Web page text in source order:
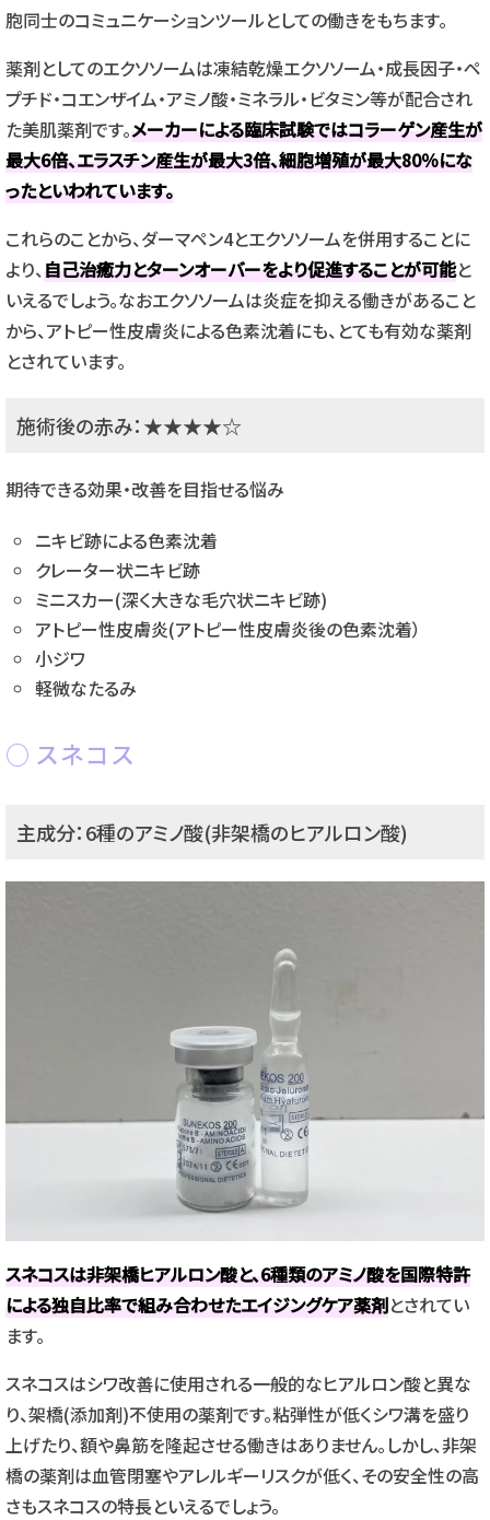
胞同士のコミュニケーションツールとしての働きをもちます。
薬剤としてのエクソソームは凍結乾燥エクソソーム・成長因子・ペ
プチド・コエンザイム・アミノ酸・ミネラル・ビタミン等が配合され
た美肌薬剤です。メーカーによる臨床試験ではコラーゲン産生が
最大6倍、エラスチン産生が最大3倍、細胞増殖が最大80％にな
ったといわれています。
これらのことから、ダーマペン4とエクソソームを併用することに
より、自己治癒力とターンオーバーをより促進することが可能と
いえるでしょう。なおエクソソームは炎症を抑える働きがあること
から、アトピー性皮膚炎による色素沈着にも、とても有効な薬剤
とされています。
施術後の赤み：★★★★☆
期待できる効果・改善を目指せる悩み
ニキビ跡による色素沈着
クレーター状ニキビ跡
ミニスカー(深く大きな毛穴状ニキビ跡)
アトピー性皮膚炎(アトピー性皮膚炎後の色素沈着）
小ジワ
軽微なたるみ
スネコス
主成分：6種のアミノ酸(非架橋のヒアルロン酸)
スネコスは非架橋ヒアルロン酸と、6種類のアミノ酸を国際特許
による独自比率で組み合わせたエイジングケア薬剤とされてい
ます。
スネコスはシワ改善に使用される一般的なヒアルロン酸と異な
り、架橋(添加剤)不使用の薬剤です。粘弾性が低くシワ溝を盛り
上げたり、額や鼻筋を隆起させる働きはありません。しかし、非架
橋の薬剤は血管閉塞やアレルギーリスクが低く、その安全性の高
さもスネコスの特長といえるでしょう。